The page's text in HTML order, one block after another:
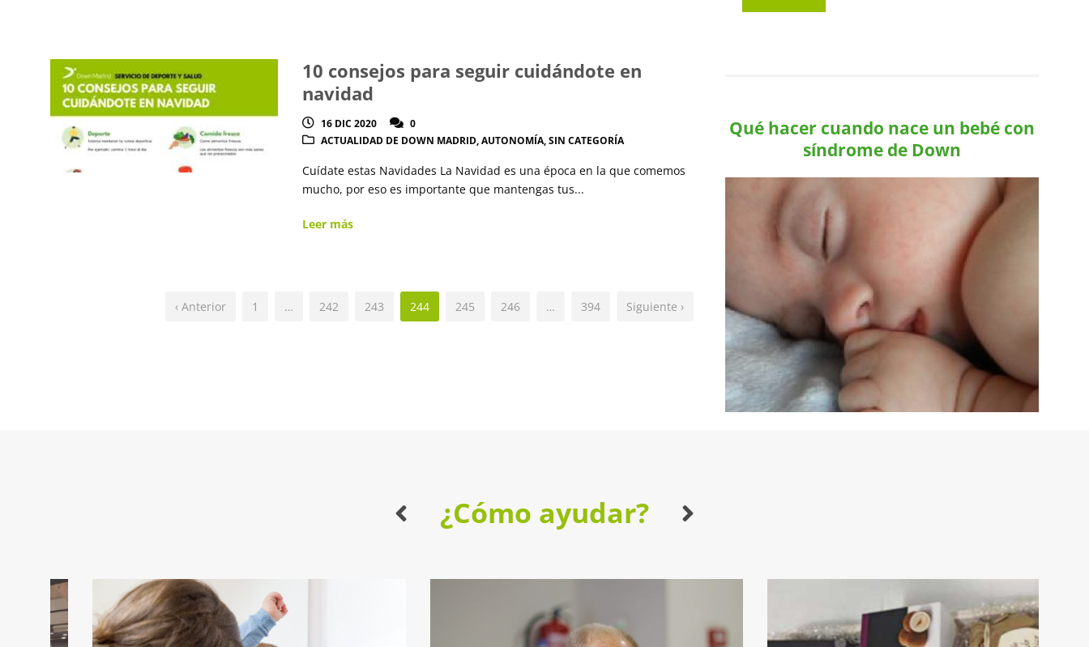
10 consejos para seguir cuidándote en
navidad
16 DIC 2020
0
ACTUALIDAD DE DOWN MADRID,AUTONOMÍA,SIN CATEGORÍA
Cuídate estas Navidades La Navidad es una época en la que comemos
mucho, por eso es importante que mantengas tus...
Leer más
‹ Anterior 1 … 242 243 244 245 246 … 394 Siguiente ›
Qué hacer cuando nace un bebé con
síndrome de Down
¿Cómo ayudar?